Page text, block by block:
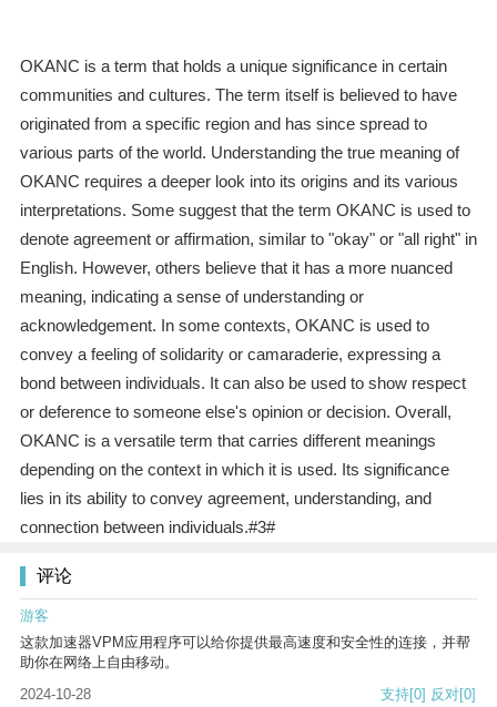
OKANC is a term that holds a unique significance in certain
communities and cultures. The term itself is believed to have
originated from a specific region and has since spread to
various parts of the world. Understanding the true meaning of
OKANC requires a deeper look into its origins and its various
interpretations. Some suggest that the term OKANC is used to
denote agreement or affirmation, similar to "okay" or "all right" in
English. However, others believe that it has a more nuanced
meaning, indicating a sense of understanding or
acknowledgement. In some contexts, OKANC is used to
convey a feeling of solidarity or camaraderie, expressing a
bond between individuals. It can also be used to show respect
or deference to someone else's opinion or decision. Overall,
OKANC is a versatile term that carries different meanings
depending on the context in which it is used. Its significance
lies in its ability to convey agreement, understanding, and
connection between individuals.#3#
评论
游客
这款加速器VPM应用程序可以给你提供最高速度和安全性的连接，并帮
助你在网络上自由移动。
2024-10-28
支持[0] 反对[0]